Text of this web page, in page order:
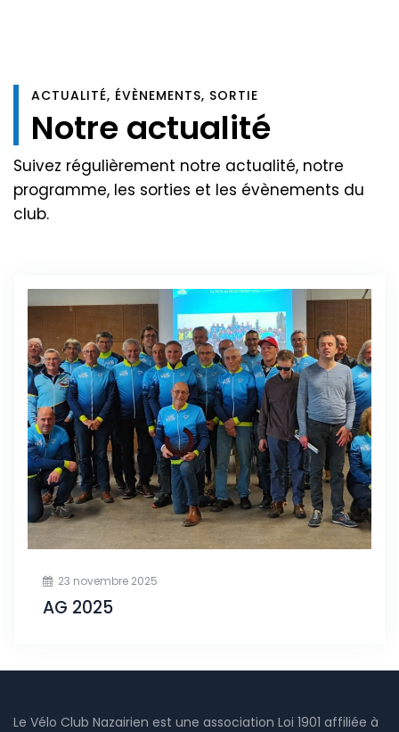
ACTUALITÉ, ÉVÈNEMENTS, SORTIE
Notreactualité
Suivez régulièrement notre actualité, notre
programme, les sorties et les évènements du
club.
23 novembre 2025
AG 2025
Le Vélo Club Nazairien est une association Loi 1901 affiliée à